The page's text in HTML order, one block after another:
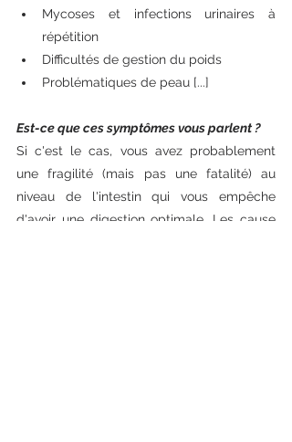
Mycoses et infections urinaires à
répétition
Difficultés de gestion du poids
Problématiques de peau [...]
Est-ce que ces symptômes vous parlent ?
Si c'est le cas, vous avez probablement
une fragilité (mais pas une fatalité) au
niveau de l'intestin qui vous empêche
d'avoir une digestion optimale. Les cause